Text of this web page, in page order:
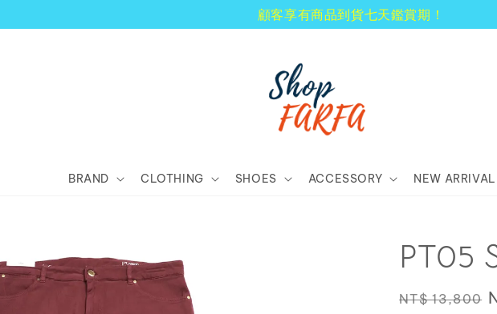
顧客享有商品到貨七天鑑賞期！
BRAND CLOTHING SHOES ACCESSORY NEW ARRIVAL
PT05
Regular
NT$ 13,800